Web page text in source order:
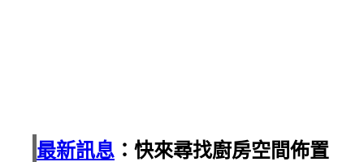
最新訊息 ：快來尋找廚房空間佈置